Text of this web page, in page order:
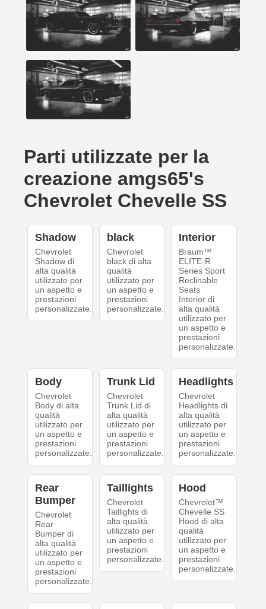
Parti utilizzate per la
creazione amgs65's
Chevrolet Chevelle SS
Shadow
Chevrolet
Shadow di
alta qualità
utilizzato per
un aspetto e
prestazioni
personalizzate.
black
Chevrolet
black di alta
qualità
utilizzato per
un aspetto e
prestazioni
personalizzate.
Interior
Braum™
ELITE-R
Series Sport
Reclinable
Seats
Interior di
alta qualità
utilizzato per
un aspetto e
prestazioni
personalizzate.
Body
Chevrolet
Body di alta
qualità
utilizzato per
un aspetto e
prestazioni
personalizzate.
Trunk Lid
Chevrolet
Trunk Lid di
alta qualità
utilizzato per
un aspetto e
prestazioni
personalizzate.
Headlights
Chevrolet
Headlights di
alta qualità
utilizzato per
un aspetto e
prestazioni
personalizzate.
Rear
Bumper
Chevrolet
Rear
Bumper di
alta qualità
utilizzato per
un aspetto e
prestazioni
personalizzate.
Taillights
Chevrolet
Taillights di
alta qualità
utilizzato per
un aspetto e
prestazioni
personalizzate.
Hood
Chevrolet™
Chevelle SS
Hood di alta
qualità
utilizzato per
un aspetto e
prestazioni
personalizzate.